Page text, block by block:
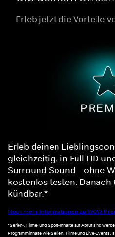
Erleb jetzt die Vorteile
Erleb deinen
gleichzeitig, in Full HD
Surround Sound – ohne
kostenlos testen. Danach
kündbar.*
Noch mehr Informationen zu WOW
*Serien-, Filme- und Sport-Inhalte auf Abruf sind
Programminhalte wie Serien, Filme und Live-Events,